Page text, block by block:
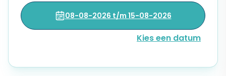
08-08-2026 t/m 15-08-2026
Kies een datum